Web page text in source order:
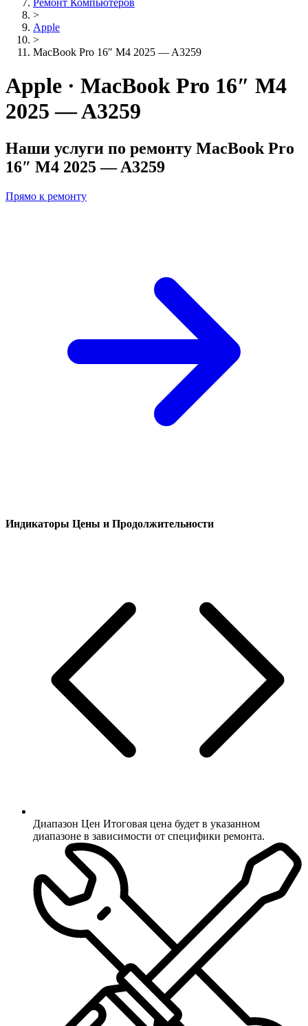
Ремонт Компьютеров
>
Apple
>
MacBook Pro 16″ M4 2025 — A3259
Apple · MacBook Pro 16″ M4
2025 — A3259
Наши услуги по ремонту MacBook Pro
16″ M4 2025 — A3259
Прямо к ремонту
Индикаторы Цены и Продолжительности
Диапазон Цен Итоговая цена будет в указанном
диапазоне в зависимости от специфики ремонта.